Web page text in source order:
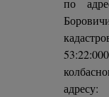
по